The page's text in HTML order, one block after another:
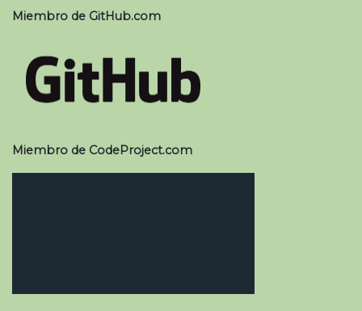
Miembro de GitHub.com
Miembro de CodeProject.com